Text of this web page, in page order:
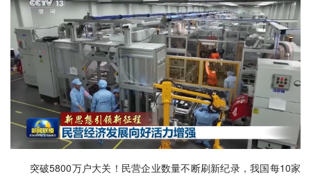
突破5800万户大关！民营企业数量不断刷新纪录，我国每10家